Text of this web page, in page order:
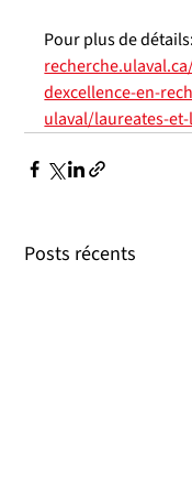
Pour plus de détails:
dexcellence-en-
ulaval/laureates-
Posts récents